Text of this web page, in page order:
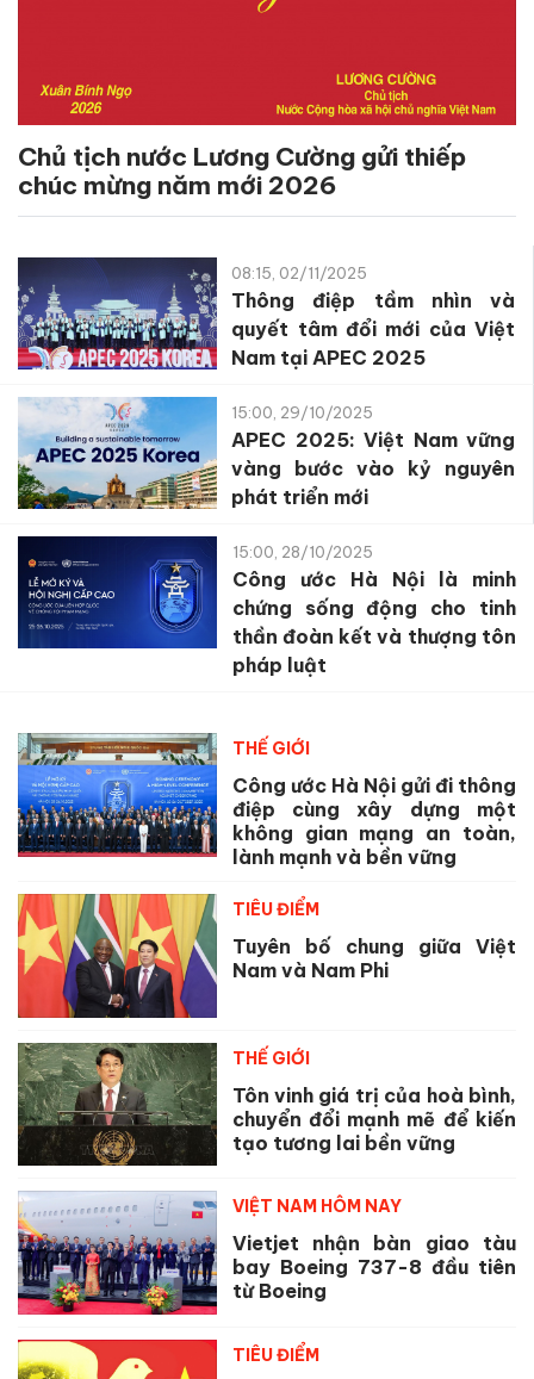
Chủ tịch nước Lương Cường gửi thiếp
chúc mừng năm mới 2026
08:15, 02/11/2025
Thông điệp tầm nhìn và
quyết tâm đổi mới của Việt
Nam tại APEC 2025
15:00, 29/10/2025
APEC 2025: Việt Nam vững
vàng bước vào kỷ nguyên
phát triển mới
15:00, 28/10/2025
Công ước Hà Nội là minh
chứng sống động cho tinh
thần đoàn kết và thượng tôn
pháp luật
THẾ GIỚI
Công ước Hà Nội gửi đi thông
điệp cùng xây dựng một
không gian mạng an toàn,
lành mạnh và bền vững
TIÊU ĐIỂM
Tuyên bố chung giữa Việt
Nam và Nam Phi
THẾ GIỚI
Tôn vinh giá trị của hoà bình,
chuyển đổi mạnh mẽ để kiến
tạo tương lai bền vững
VIỆT NAM HÔM NAY
Vietjet nhận bàn giao tàu
bay Boeing 737-8 đầu tiên
từ Boeing
TIÊU ĐIỂM